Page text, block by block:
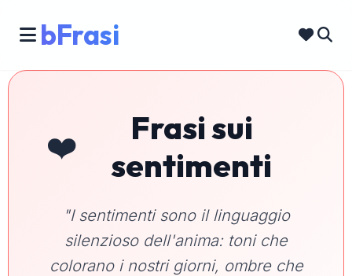
bFrasi
❤️
Frasi sui
sentimenti
"I sentimenti sono il linguaggio
silenzioso dell'anima: toni che
colorano i nostri giorni, ombre che